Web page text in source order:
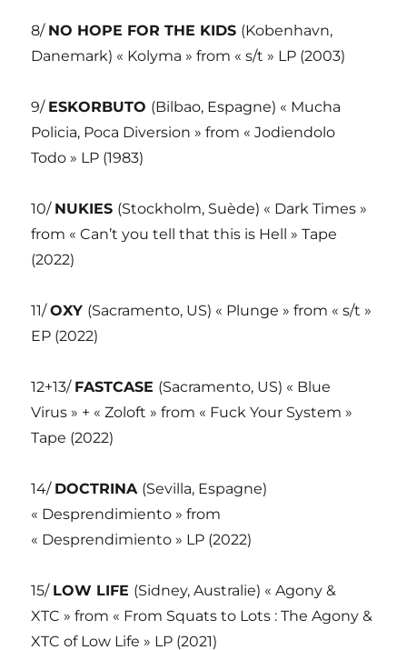
8/ NO HOPE FOR THE KIDS (Kobenhavn,
Danemark) « Kolyma » from « s/t » LP (2003)
9/ ESKORBUTO (Bilbao, Espagne) « Mucha
Policia, Poca Diversion » from « Jodiendolo
Todo » LP (1983)
10/ NUKIES (Stockholm, Suède) « Dark Times »
from « Can’t you tell that this is Hell » Tape
(2022)
11/OXY (Sacramento, US) « Plunge » from « s/t »
EP (2022)
12+13/ FASTCASE (Sacramento, US) « Blue
Virus » + « Zoloft » from « Fuck Your System »
Tape (2022)
14/ DOCTRINA (Sevilla, Espagne)
« Desprendimiento » from
« Desprendimiento » LP (2022)
15/ LOW LIFE (Sidney, Australie) « Agony &
XTC » from « From Squats to Lots : The Agony &
XTC of Low Life » LP (2021)